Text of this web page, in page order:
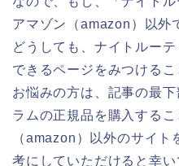
アマゾン（amazon）以外
どうしても、ナイトルー
できるページをみつける
お悩みの方は、記事の最
ラムの正規品を購入する
（amazon）以外のサイ
考にしていただけると幸い